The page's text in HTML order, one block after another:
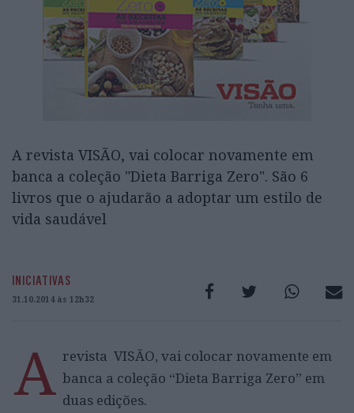
A revista VISÃO, vai colocar novamente em
banca a coleção "Dieta Barriga Zero". São 6
livros que o ajudarão a adoptar um estilo de
vida saudável
INICIATIVAS
31.10.2014 às 12h32
A revista VISÃO, vai colocar novamente em
banca a coleção “Dieta Barriga Zero” em
duas edições.